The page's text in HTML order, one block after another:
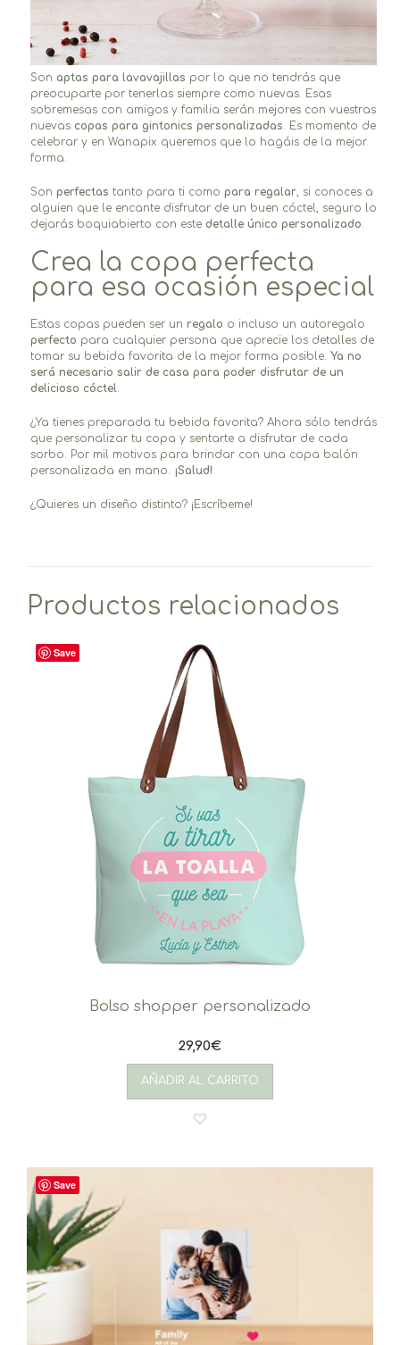
Son aptas para lavavajillas por lo que no tendrás que
preocuparte por tenerlas siempre como nuevas. Esas
sobremesas con amigos y familia serán mejores con vuestras
nuevas copas para gintonics personalizadas. Es momento de
celebrar y en Wanapix queremos que lo hagáis de la mejor
forma.
Son perfectas tanto para ti como para regalar, si conoces a
alguien que le encante disfrutar de un buen cóctel, seguro lo
dejarás boquiabierto con este detalle único personalizado.
Crea la copa perfecta
para esa ocasión especial
Estas copas pueden ser un regalo o incluso un autoregalo
perfecto para cualquier persona que aprecie los detalles de
tomar su bebida favorita de la mejor forma posible. Ya no
será necesario salir de casa para poder disfrutar de un
delicioso cóctel.
¿Ya tienes preparada tu bebida favorita? Ahora sólo tendrás
que personalizar tu copa y sentarte a disfrutar de cada
sorbo. Por mil motivos para brindar con una copa balón
personalizada en mano. ¡Salud!
¿Quieres un diseño distinto? ¡Escríbeme!
Productos relacionados
Save
Bolso shopper personalizado
29,90€
AÑADIR AL CARRITO
Save